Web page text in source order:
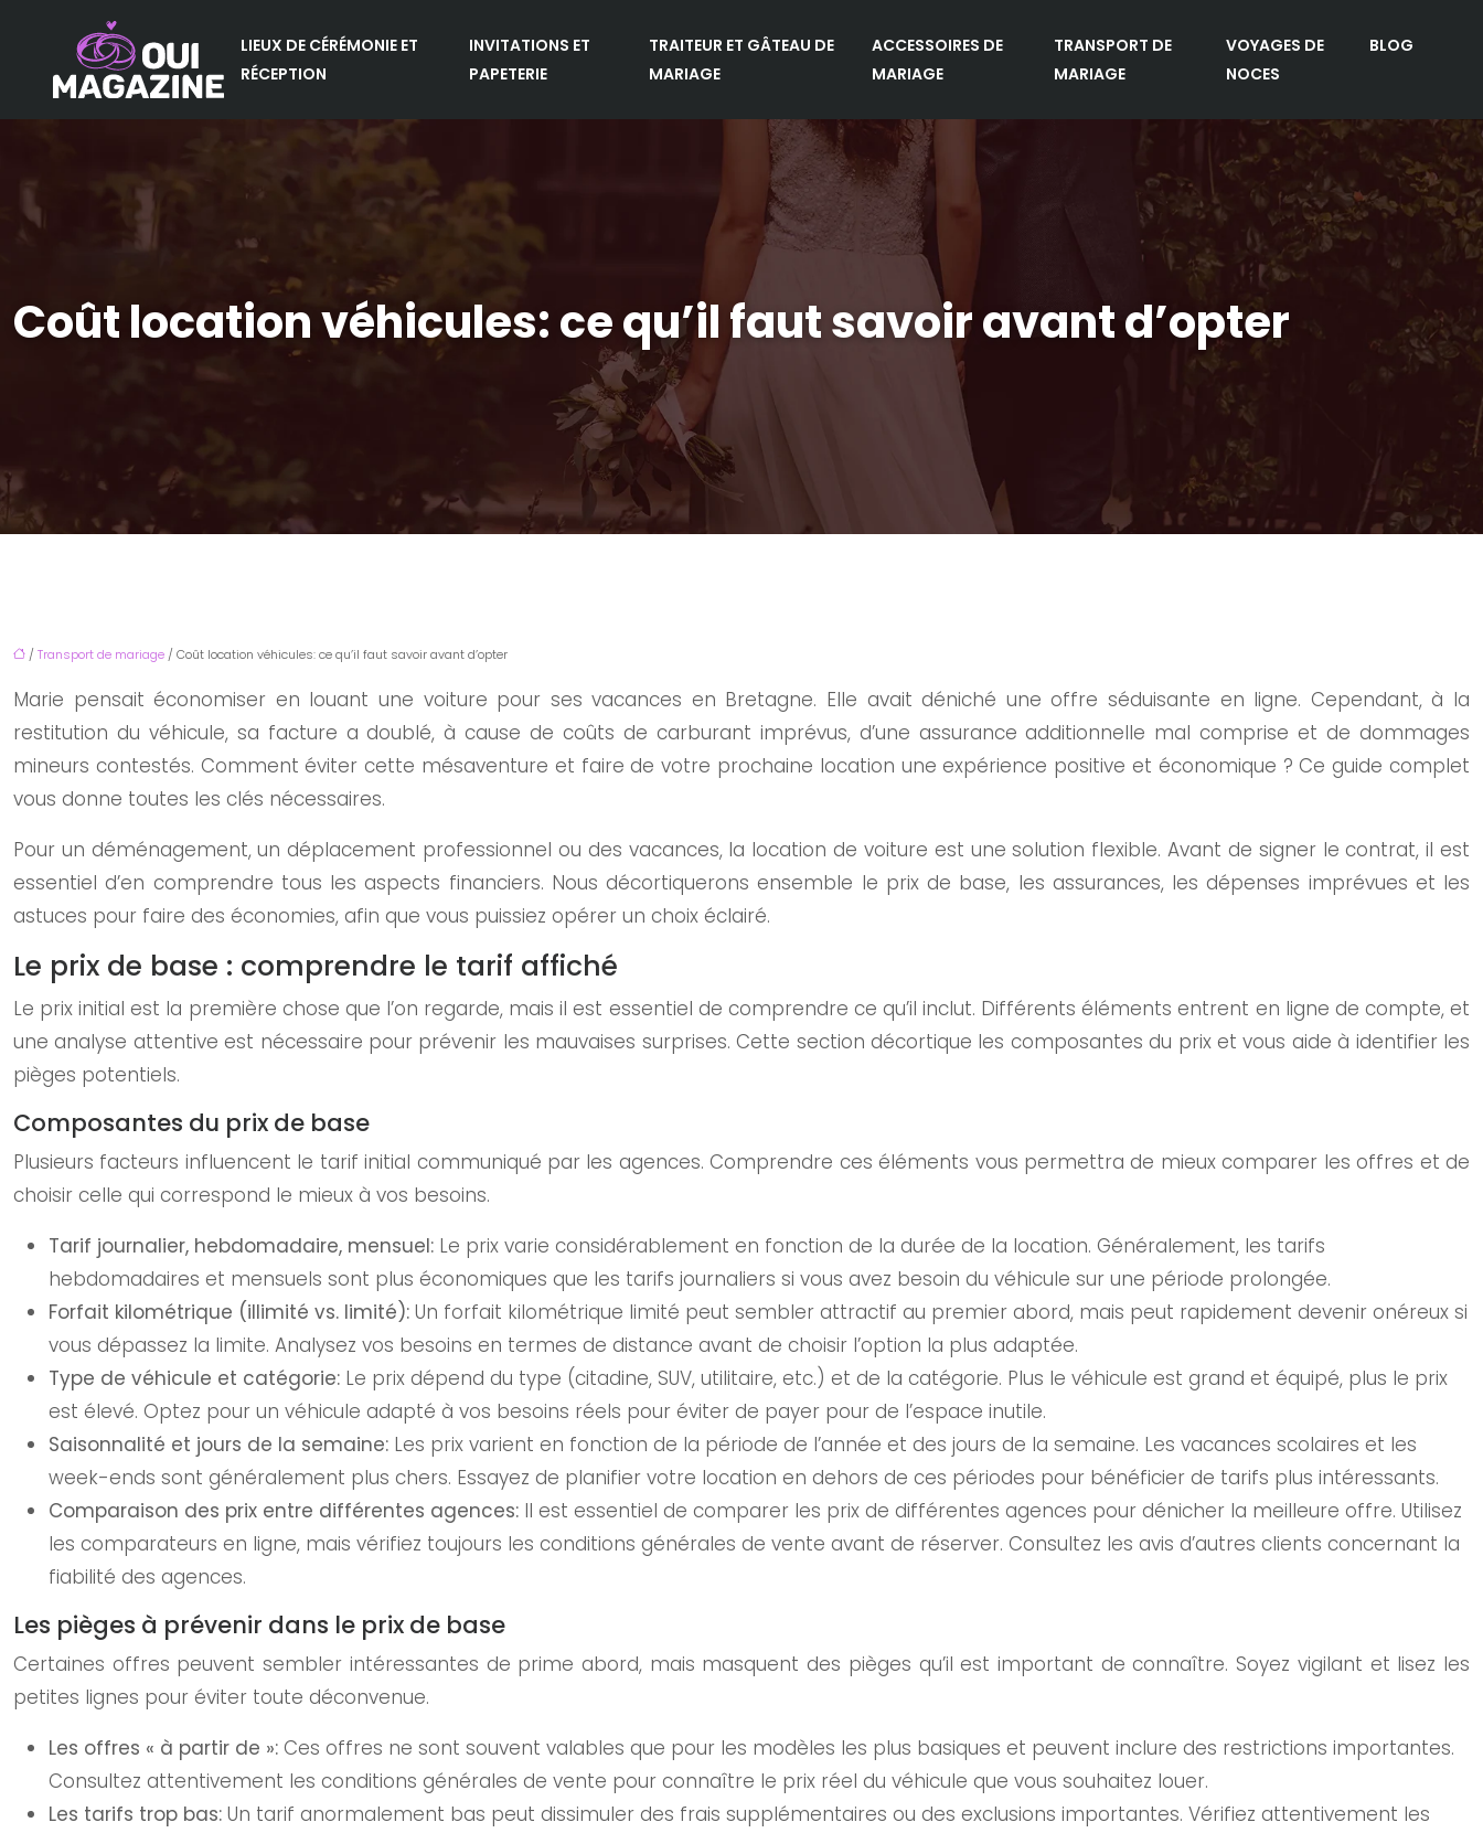
LIEUX DE CÉRÉMONIE ET
RÉCEPTION
INVITATIONS ET
PAPETERIE
TRAITEUR ET GÂTEAU DE
MARIAGE
ACCESSOIRES DE
MARIAGE
TRANSPORT DE
MARIAGE
VOYAGES DE
NOCES
BLOG
Coût location véhicules: ce qu’il faut savoir avant d’opter
/Transport de mariage / Coût location véhicules: ce qu’il faut savoir avant d’opter
Marie pensait économiser en louant une voiture pour ses vacances en Bretagne. Elle avait déniché une offre séduisante en ligne. Cependant, à la
restitution du véhicule, sa facture a doublé, à cause de coûts de carburant imprévus, d’une assurance additionnelle mal comprise et de dommages
mineurs contestés. Comment éviter cette mésaventure et faire de votre prochaine location une expérience positive et économique ? Ce guide complet
vous donne toutes les clés nécessaires.
Pour un déménagement, un déplacement professionnel ou des vacances, la location de voiture est une solution flexible. Avant de signer le contrat, il est
essentiel d’en comprendre tous les aspects financiers. Nous décortiquerons ensemble le prix de base, les assurances, les dépenses imprévues et les
astuces pour faire des économies, afin que vous puissiez opérer un choix éclairé.
Le prix de base : comprendre le tarif affiché
Le prix initial est la première chose que l’on regarde, mais il est essentiel de comprendre ce qu’il inclut. Différents éléments entrent en ligne de compte, et
une analyse attentive est nécessaire pour prévenir les mauvaises surprises. Cette section décortique les composantes du prix et vous aide à identifier les
pièges potentiels.
Composantes du prix de base
Plusieurs facteurs influencent le tarif initial communiqué par les agences. Comprendre ces éléments vous permettra de mieux comparer les offres et de
choisir celle qui correspond le mieux à vos besoins.
Tarif journalier, hebdomadaire, mensuel: Le prix varie considérablement en fonction de la durée de la location. Généralement, les tarifs
hebdomadaires et mensuels sont plus économiques que les tarifs journaliers si vous avez besoin du véhicule sur une période prolongée.
Forfait kilométrique (illimité vs. limité): Un forfait kilométrique limité peut sembler attractif au premier abord, mais peut rapidement devenir onéreux si
vous dépassez la limite. Analysez vos besoins en termes de distance avant de choisir l’option la plus adaptée.
Type de véhicule et catégorie: Le prix dépend du type (citadine, SUV, utilitaire, etc.) et de la catégorie. Plus le véhicule est grand et équipé, plus le prix
est élevé. Optez pour un véhicule adapté à vos besoins réels pour éviter de payer pour de l’espace inutile.
Saisonnalité et jours de la semaine: Les prix varient en fonction de la période de l’année et des jours de la semaine. Les vacances scolaires et les
week-ends sont généralement plus chers. Essayez de planifier votre location en dehors de ces périodes pour bénéficier de tarifs plus intéressants.
Comparaison des prix entre différentes agences: Il est essentiel de comparer les prix de différentes agences pour dénicher la meilleure offre. Utilisez
les comparateurs en ligne, mais vérifiez toujours les conditions générales de vente avant de réserver. Consultez les avis d’autres clients concernant la
fiabilité des agences.
Les pièges à prévenir dans le prix de base
Certaines offres peuvent sembler intéressantes de prime abord, mais masquent des pièges qu’il est important de connaître. Soyez vigilant et lisez les
petites lignes pour éviter toute déconvenue.
Les offres « à partir de »: Ces offres ne sont souvent valables que pour les modèles les plus basiques et peuvent inclure des restrictions importantes.
Consultez attentivement les conditions générales de vente pour connaître le prix réel du véhicule que vous souhaitez louer.
Les tarifs trop bas: Un tarif anormalement bas peut dissimuler des frais supplémentaires ou des exclusions importantes. Vérifiez attentivement les